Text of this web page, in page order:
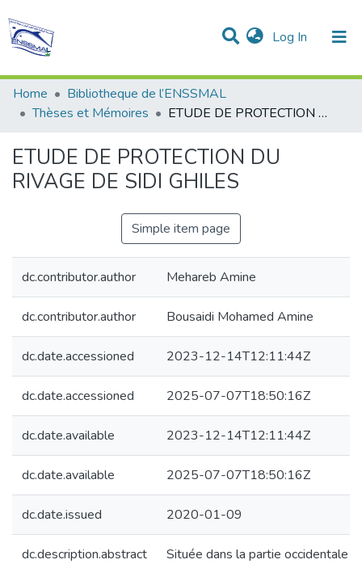
Log In (current)
Communities & Collections
Statistics
All of DSpace
Home
Bibliotheque de l’ENSSMAL
Thèses et Mémoires
ETUDE DE PROTECTION DU RIVAGE DE SIDI GHILES
ETUDE DE PROTECTION DU
RIVAGE DE SIDI GHILES
Simple item page
dc.contributor.author Mehareb Amine
dc.contributor.author Bousaidi Mohamed Amine
dc.date.accessioned 2023-12-14T12:11:44Z
dc.date.accessioned 2025-07-07T18:50:16Z
dc.date.available 2023-12-14T12:11:44Z
dc.date.available 2025-07-07T18:50:16Z
dc.date.issued 2020-01-09
dc.description.abstract
Située dans la partie occidentale